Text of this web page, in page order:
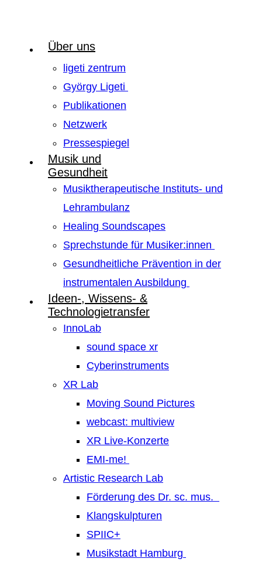
Über uns
ligeti zentrum
György Ligeti
Publikationen
Netzwerk
Pressespiegel
Musik und
Gesundheit
Musiktherapeutische Instituts- und
Lehrambulanz
Healing Soundscapes
Sprechstunde für Musiker:innen
Gesundheitliche Prävention in der
instrumentalen Ausbildung
Ideen-, Wissens- &
Technologietransfer
InnoLab
sound space xr
Cyberinstruments
XR Lab
Moving Sound Pictures
webcast: multiview
XR Live-Konzerte
EMI-me!
Artistic Research Lab
Förderung des Dr. sc. mus.
Klangskulpturen
SPIIC+
Musikstadt Hamburg